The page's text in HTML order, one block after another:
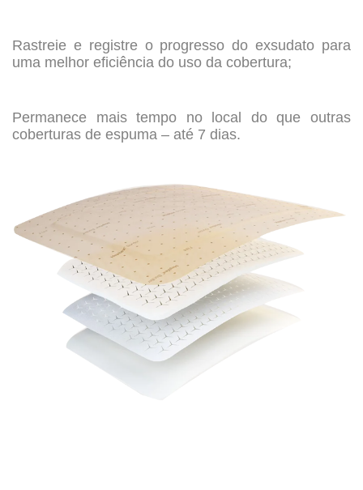
Rastreie e registre o progresso do exsudato para
uma melhor eficiência do uso da cobertura;
Permanece mais tempo no local do que outras
coberturas de espuma – até 7 dias.